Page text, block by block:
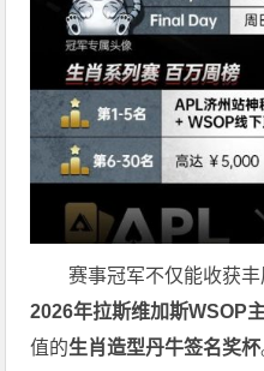
赛事冠军不仅能收获
2026年拉斯维加斯WSOP
值的生肖造型丹牛签名奖杯